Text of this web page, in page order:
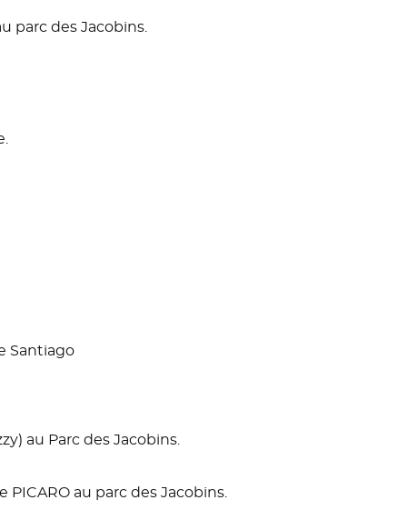
parc des Jacobins.
Santiago
au Parc des Jacobins.
PICARO au parc des Jacobins.